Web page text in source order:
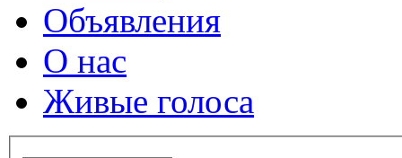
Объявления
О нас
Живые голоса